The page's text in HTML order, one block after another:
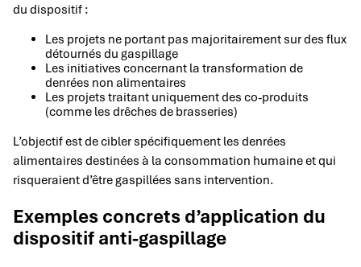
du dispositif :
Les projets ne portant pas majoritairement sur des flux
détournés du gaspillage
Les initiatives concernant la transformation de
denrées non alimentaires
Les projets traitant uniquement des co-produits
(comme les drêches de brasseries)
L’objectif est de cibler spécifiquement les denrées
alimentaires destinées à la consommation humaine et qui
risqueraient d’être gaspillées sans intervention.
Exemples concrets d’application du
dispositif anti-gaspillage